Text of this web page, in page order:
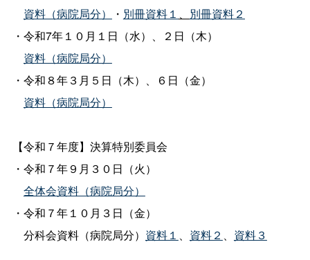
資料（病院局分）
・ 別冊資料１
別冊資料２
・令和7年１０月１日（水）、２日（木）
資料（病院局分）
・令和８年３月５日（木）、６日（金）
資料（病院局分）
【令和７年度】決算特別委員会
・令和７年９月３０日（火）
全体会資料（病院局分）
・令和７年１０月３日（金）
分科会資料（病院局分） 資料１ 資料２ 資料３